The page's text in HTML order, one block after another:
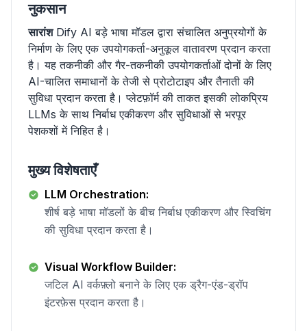
नुकसान
सारांशDify AI बड़े भाषा मॉडल द्वारा संचालित अनुप्रयोगों के
निर्माण के लिए एक उपयोगकर्ता-अनुकूल वातावरण प्रदान करता
है। यह तकनीकी और गैर-तकनीकी उपयोगकर्ताओं दोनों के लिए
AI-चालित समाधानों के तेजी से प्रोटोटाइप और तैनाती की
सुविधा प्रदान करता है। प्लेटफ़ॉर्म की ताकत इसकी लोकप्रिय
LLMs के साथ निर्बाध एकीकरण और सुविधाओं से भरपूर
पेशकशों में निहित है।
मुख्य विशेषताएँ
LLM Orchestration:
शीर्ष बड़े भाषा मॉडलों के बीच निर्बाध एकीकरण और स्विचिंग
की सुविधा प्रदान करता है।
Visual Workflow Builder:
जटिल AI वर्कफ़्लो बनाने के लिए एक ड्रैग-एंड-ड्रॉप
इंटरफ़ेस प्रदान करता है।